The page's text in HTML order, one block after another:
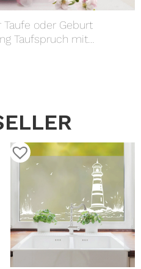
Taufe oder Geburt
Taufspruch mit